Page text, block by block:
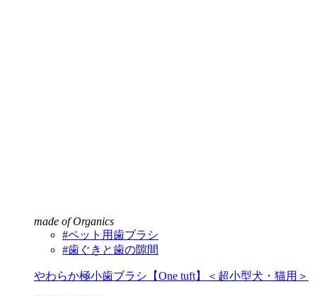
made of Organics
#ペット用歯ブラシ
#歯ぐきと歯の隙間
やわらか極小歯ブラシ【One tuft】＜超小型犬・猫用＞